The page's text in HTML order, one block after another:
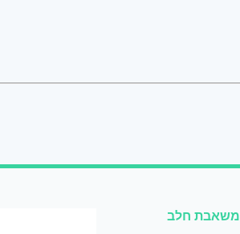
משאבת חלב